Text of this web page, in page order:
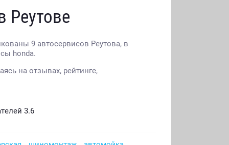
Реутове
9 автосервисов Реутова, в
honda.
на отзывах, рейтинге,
3.6